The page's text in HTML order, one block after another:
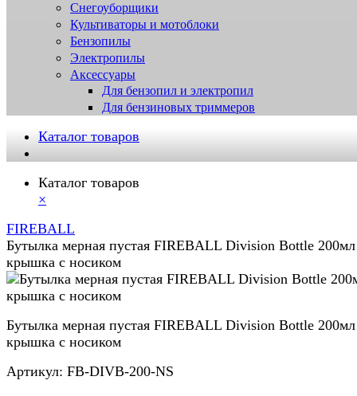
Снегоуборщики
Культиваторы и мотоблоки
Бензопилы
Электропилы
Аксессуары
Для бензопил и электропил
Для бензиновых триммеров
Каталог товаров
Каталог товаров
×
FIREBALL
Бутылка мерная пустая FIREBALL Division Bottle
крышка с носиком
Бутылка мерная пустая FIREBALL Division Bottle
крышка с носиком
Артикул: FB-DIVB-200-NS